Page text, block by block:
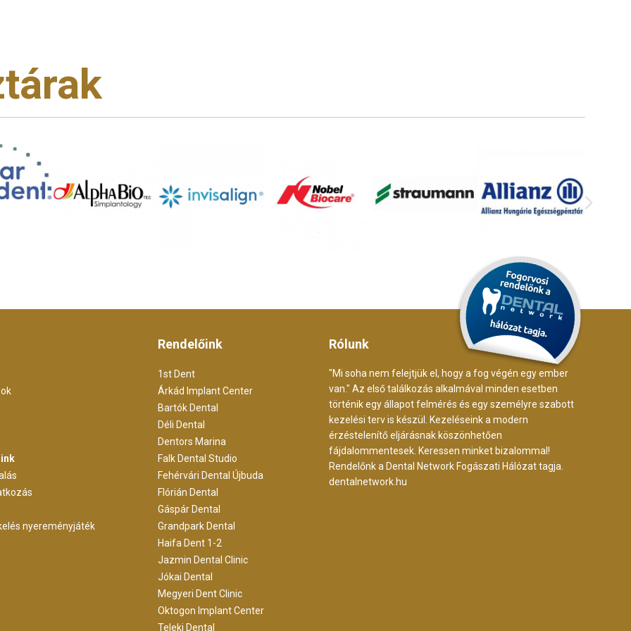
nyereményjáték
Rendelőink
1st Dent
Árkád Implant Center
Bartók Dental
Déli Dental
Dentors Marina
Falk Dental Studio
Fehérvári Dental Újbuda
Flórián Dental
Gáspár Dental
Grandpark Dental
Haifa Dent 1-2
Jazmin Dental Clinic
Jókai Dental
Megyeri Dent Clinic
Oktogon Implant Center
Teleki Dental
Rólunk
"Mi soha nem felejtjük el, hogy a fog végén egy ember
van." Az első találkozás alkalmával minden esetben
történik egy állapot felmérés és egy személyre szabott
kezelési terv is készül. Kezeléseink a modern
érzéstelenítő eljárásnak köszönhetően
fájdalommentesek. Keressen minket bizalommal!
Rendelőnk a Dental Network Fogászati Hálózat tagja.
dentalnetwork.hu